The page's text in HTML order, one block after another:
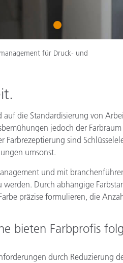
1
für Druck- und
die Standardisierung von
jedoch der
sind
umsonst.
und mit
Durch abhängige
präzise formulieren, die
bieten Farbprofis
durch Reduzierung